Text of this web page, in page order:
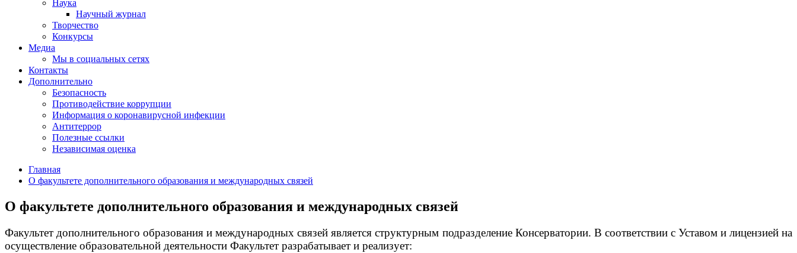
Наука
Научный журнал
Творчество
Конкурсы
Медиа
Мы в социальных сетях
Контакты
Дополнительно
Безопасность
Противодействие коррупции
Информация о коронавирусной инфекции
Антитеррор
Полезные ссылки
Независимая оценка
Главная
О факультете дополнительного образования и международных связей
О факультете дополнительного образования и международных связей
Факультет дополнительного образования и международных связей является структурным подразделение Консерватории. В соответствии с Уставом и лицензией на
осуществление образовательной деятельности Факультет разрабатывает и реализует: